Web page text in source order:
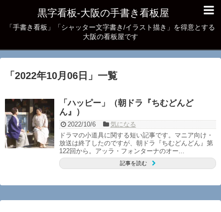
黒字看板‐大阪の手書き看板屋
「手書き看板」「シャッター文字書き/イラスト描き」を得意とする
大阪の看板屋です
「 2022年10月06日 」 一覧
「ハッピー」（朝ドラ『ちむどんど
ん』）
2022/10/6
気になる
ドラマの小道具に関する短い記事です。マニア向け・
放送は終了したのですが、朝ドラ『ちむどんどん』第
122回から。アッラ・フォンターナのオー...
記事を読む